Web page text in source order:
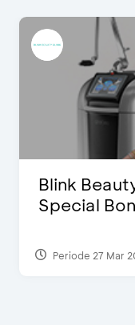
Blink
Special
Periode 27 Mar